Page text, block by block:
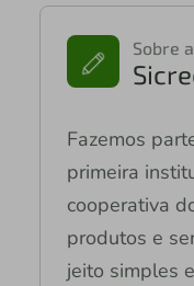
Sobre a
Fazemos
primeira
cooperativa
produtos e
jeito simples